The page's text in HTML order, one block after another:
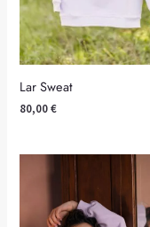
Lar Sweat
80,00€